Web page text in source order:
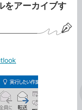
をアーカイブす